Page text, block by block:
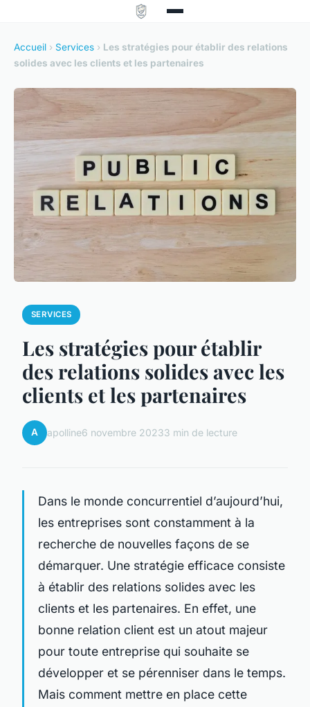
Accueil › Services › Les stratégies pour établir des relations
solides avec les clients et les partenaires
SERVICES
Les stratégies pour établir
des relations solides avec les
clients et les partenaires
A apolline6 novembre 20233 min de lecture
Dans le monde concurrentiel d’aujourd’hui,
les entreprises sont constamment à la
recherche de nouvelles façons de se
démarquer. Une stratégie efficace consiste
à établir des relations solides avec les
clients et les partenaires. En effet, une
bonne relation client est un atout majeur
pour toute entreprise qui souhaite se
développer et se pérenniser dans le temps.
Mais comment mettre en place cette